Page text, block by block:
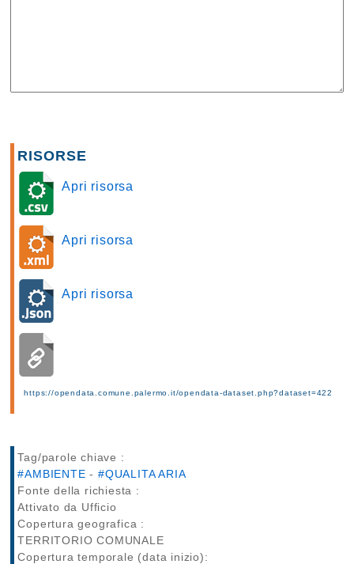
RISORSE
Apri risorsa
Apri risorsa
Apri risorsa
https://opendata.comune.palermo.it/opendata-dataset.php?dataset=422
Tag/parole chiave :
#AMBIENTE -#QUALITA ARIA
Fonte della richiesta :
Attivato da Ufficio
Copertura geografica :
TERRITORIO COMUNALE
Copertura temporale (data inizio):